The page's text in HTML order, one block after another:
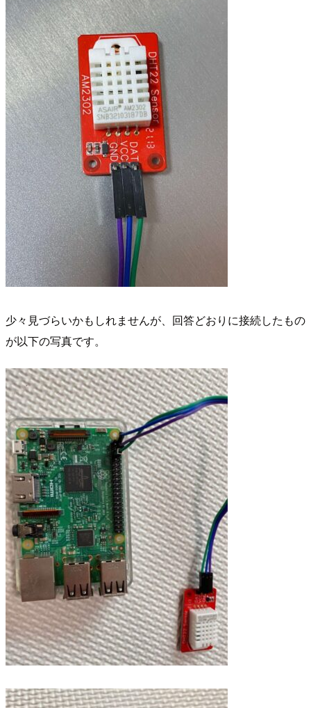
少々見づらいかもしれませんが、回答どおりに接続したもの
が以下の写真です。